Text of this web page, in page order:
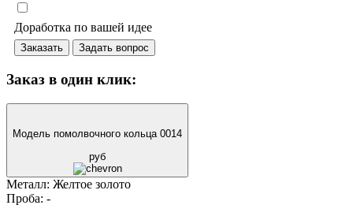
Доработка по вашей идее
Заказать Задать вопрос
Заказ в один клик:
Модель помолвочного кольца 0014
руб
Металл: Желтое золото
Проба: -